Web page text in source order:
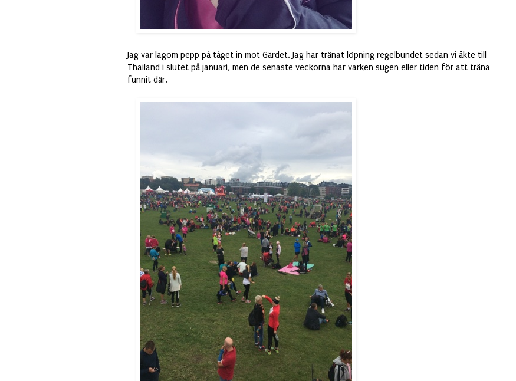
Jag var lagom pepp på tåget in mot Gärdet. Jag har tränat löpning regelbundet sedan vi åkte till
Thailand i slutet på januari, men de senaste veckorna har varken sugen eller tiden för att träna
funnit där.